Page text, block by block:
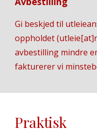
Gi beskjed til
oppholdet
avbestilling mindre
fakturerer vi
Praktisk